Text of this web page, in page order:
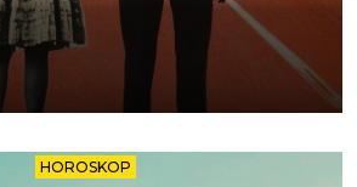
HOROSKOP